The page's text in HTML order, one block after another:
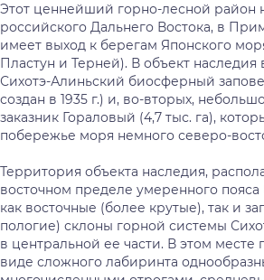
Этот ценнейший горно-лесной район
российского Дальнего Востока, в
имеет выход к берегам Японского
Пластун и Терней). В объект наследия
Сихотэ-Алиньский биосферный
создан в 1935 г.) и, во-вторых,
заказник Гораловый (4,7 тыс. га),
побережье моря немного северо-
Территория объекта наследия,
восточном пределе умеренного пояса
как восточные (более крутые), так и
пологие) склоны горной системы
в центральной ее части. В этом месте
виде сложного лабиринта